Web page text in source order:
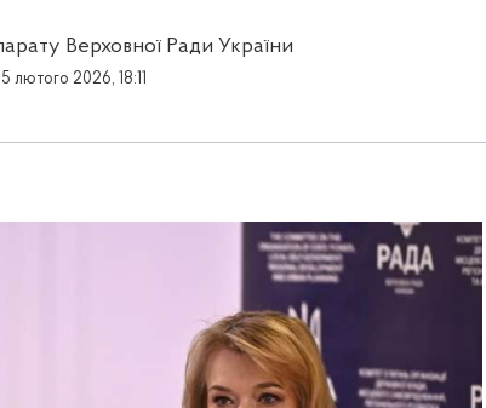
Верховної Ради України
лютого 2026, 18:11